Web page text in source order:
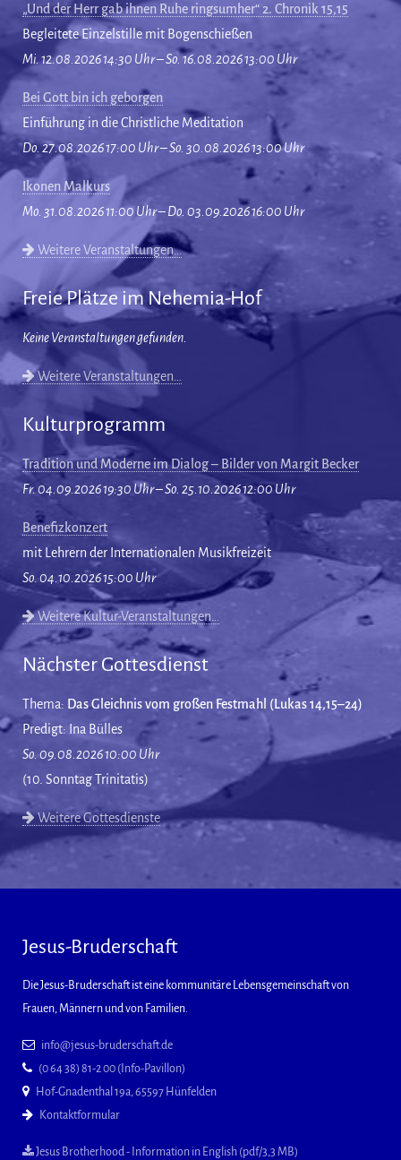
„Und der Herr gab ihnen Ruhe ringsumher“ 2. Chronik 15,15
Begleitete Einzelstille mit Bogenschießen
Mi. 12.08.2026 14:30 Uhr – So. 16.08.2026 13:00 Uhr
Bei Gott bin ich geborgen
Einführung in die Christliche Meditation
Do. 27.08.2026 17:00 Uhr – So. 30.08.2026 13:00 Uhr
Ikonen Malkurs
Mo. 31.08.2026 11:00 Uhr – Do. 03.09.2026 16:00 Uhr
Weitere Veranstaltungen…
Freie Plätze im Nehemia-Hof
Keine Veranstaltungen gefunden.
Weitere Veranstaltungen…
Kulturprogramm
Tradition und Moderne im Dialog – Bilder von Margit Becker
Fr. 04.09.2026 19:30 Uhr – So. 25.10.2026 12:00 Uhr
Benefizkonzert
mit Lehrern der Internationalen Musikfreizeit
So. 04.10.2026 15:00 Uhr
Weitere Kultur-Veranstaltungen…
Nächster Gottesdienst
Thema: Das Gleichnis vom großen Festmahl (Lukas 14,15–24)
Predigt: Ina Bülles
So. 09.08.2026 10:00 Uhr
(10. Sonntag Trinitatis)
Weitere Gottesdienste
Jesus-Bruderschaft
Die Jesus-Bruderschaft ist eine kommunitäre Lebensgemeinschaft von
Frauen, Männern und von Familien.
info@jesus-bruderschaft.de
(0 64 38) 81-2 00 (Info-Pavillon)
Hof-Gnadenthal 19a, 65597 Hünfelden
Kontaktformular
Jesus Brotherhood - Information in English (pdf/3,3 MB)